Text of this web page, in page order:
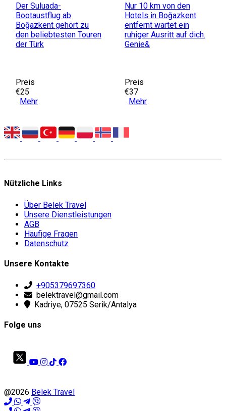
Der Suluada-
Bootaustflug ab
Boğazkent gehört zu
den beliebtesten Touren
der Türk
Preis
€25
Mehr
Nur 10 km von den
Hotels in Boğazkent
entfernt wartet ein
ruhiger Ausritt auf dich.
Genie&
Preis
€37
Mehr
Nützliche Links
Über Belek Travel
Unsere Dienstleistungen
AGB
Häufige Fragen
Datenschutz
Unsere Kontakte
+905379697360
belektravel@gmail.com
Kadriye, 07525 Serik/Antalya
Folge uns
@2026 Belek Travel